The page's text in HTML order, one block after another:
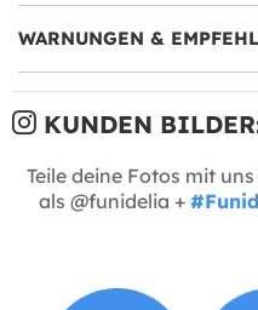
WARNUNGEN &
KUNDEN
Teile deine Fotos mit uns
als @funidelia +